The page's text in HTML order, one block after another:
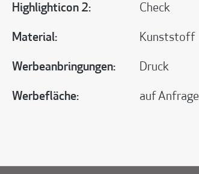
Highlighticon 2: Check
Material: Kunststoff
Werbeanbringungen: Druck
Werbefläche: auf Anfrage